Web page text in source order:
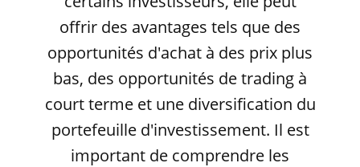
offrir des avantages tels que des
opportunités d'achat à des prix plus
bas, des opportunités de trading à
court terme et une diversification du
portefeuille d'investissement. Il est
important de comprendre les